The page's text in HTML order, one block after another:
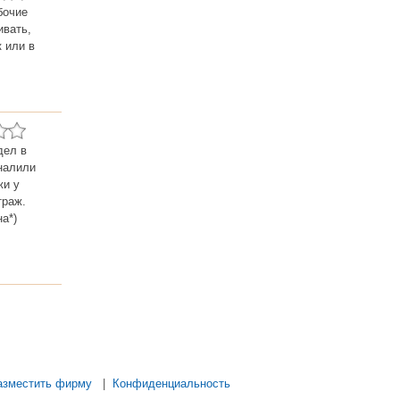
или в
в
у
фирму| Конфиденциальность